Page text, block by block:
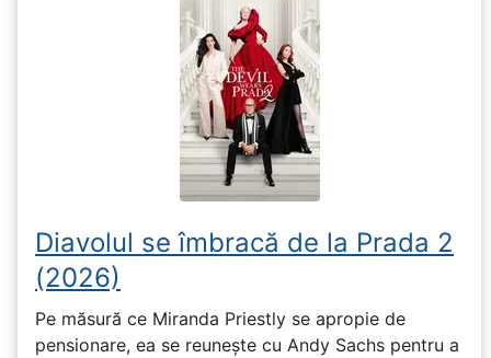
Diavolul se îmbracă de la Prada 2
(2026)
Pe măsură ce Miranda Priestly se apropie de
pensionare, ea se reunește cu Andy Sachs pentru a